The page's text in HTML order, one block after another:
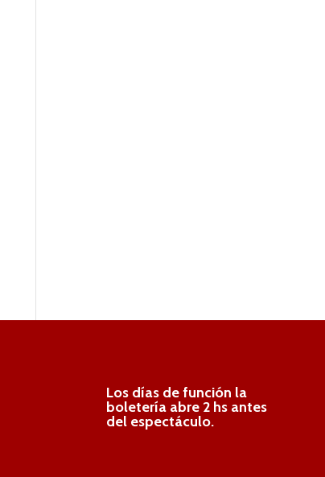
Los días de función la
boletería abre 2 hs antes
del espectáculo.